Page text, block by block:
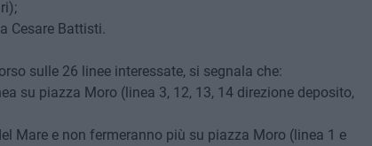
Cesare Battisti.
sulle 26 linee interessate, si segnala che:
su piazza Moro (linea 3, 12, 13, 14 direzione deposito,
Mare e non fermeranno più su piazza Moro (linea 1 e